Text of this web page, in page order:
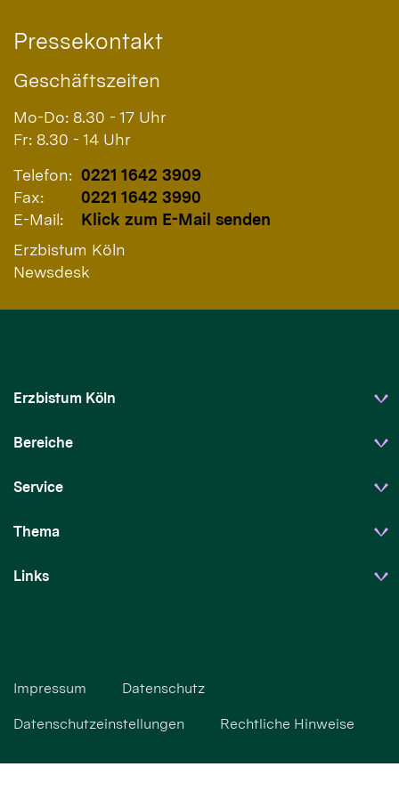
Pressekontakt
Geschäftszeiten
Mo-Do: 8.30 - 17 Uhr
Fr: 8.30 - 14 Uhr
Telefon: 0221 1642 3909
Fax:
0221 1642 3990
E-Mail:
Klick zum E-Mail senden
Erzbistum Köln
Newsdesk
Erzbistum Köln
Bereiche
Service
Thema
Links
Impressum Datenschutz
Datenschutzeinstellungen Rechtliche Hinweise